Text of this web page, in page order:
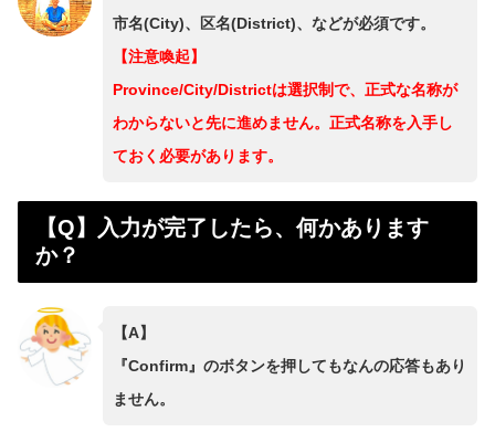
市名(City)、区名(District)、などが必須です。
【注意喚起】
Province/City/Districtは選択制で、正式な名称が
わからないと先に進めません。正式名称を入手し
ておく必要があります。
【Q】入力が完了したら、何かあります
か？
【A】
『Confirm』のボタンを押してもなんの応答もあり
ません。